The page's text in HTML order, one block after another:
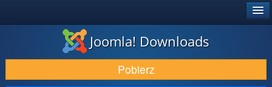
DODATKI I ROZSZERZENIA
ODKRYJ & POZNAJ
Joomla! Downloads
Pobierz